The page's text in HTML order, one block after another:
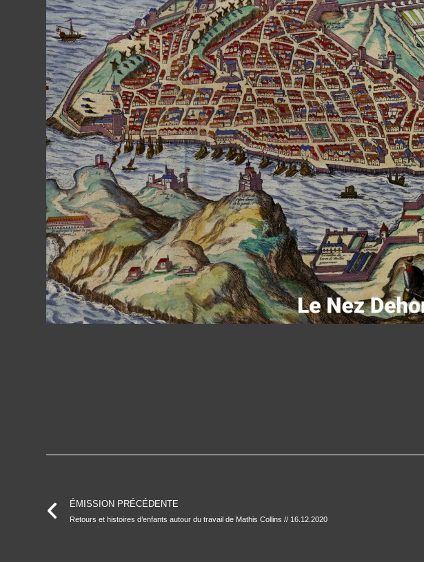
ÉMISSION PRÉCÉDENTE
Retours et histoires d’enfants autour du travail de Mathis Collins // 16.12.2020